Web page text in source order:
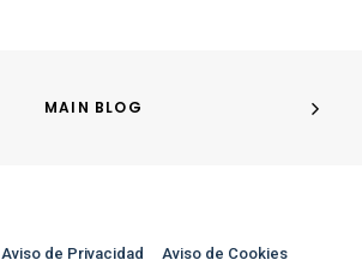
MAIN BLOG
Aviso de Privacidad Aviso de Cookies